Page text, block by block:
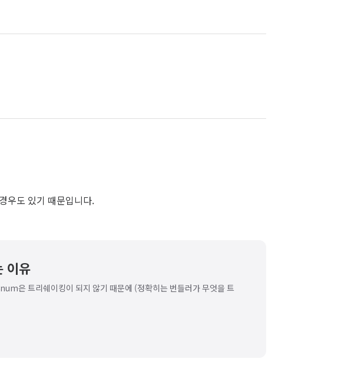
우도 있기 때문입니다.
이유
트리쉐이킹이 되지 않기 때문에 (정확히는 번들러가 무엇을 트